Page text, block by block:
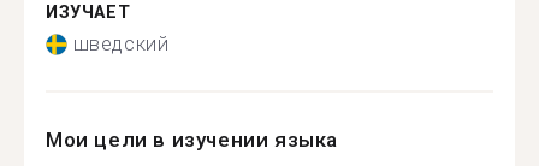
ИЗУЧАЕТ
шведский
Мои цели в изучении языка